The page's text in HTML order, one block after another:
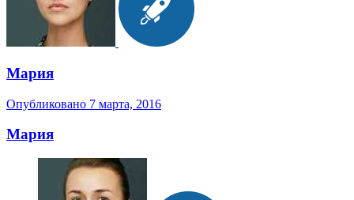
Мария
Опубликовано 7 марта, 2016
Мария